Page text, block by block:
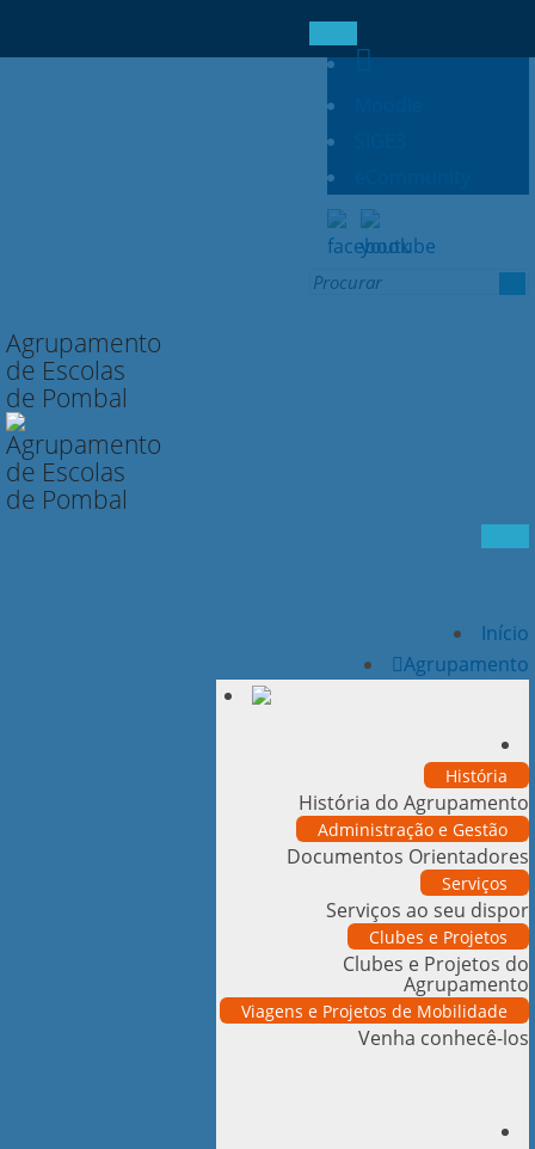
Search
Agrupamento
de Escolas
de Pombal
Início
Agrupamento
História
História do Agrupamento
Administração e Gestão
Documentos Orientadores
Serviços
Serviços ao seu dispor
Clubes e Projetos
Clubes e Projetos do
Agrupamento
Viagens e Projetos de Mobilidade
Venha conhecê-los